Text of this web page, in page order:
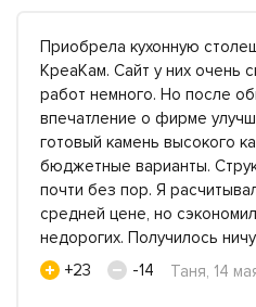
Приобрела кухонную
КреаКам. Сайт у них очень
работ немного. Но после
впечатление о фирме
готовый камень высокого
бюджетные варианты.
почти без пор. Я
средней цене, но
недорогих. Получилось
+23
-14 Таня, 14